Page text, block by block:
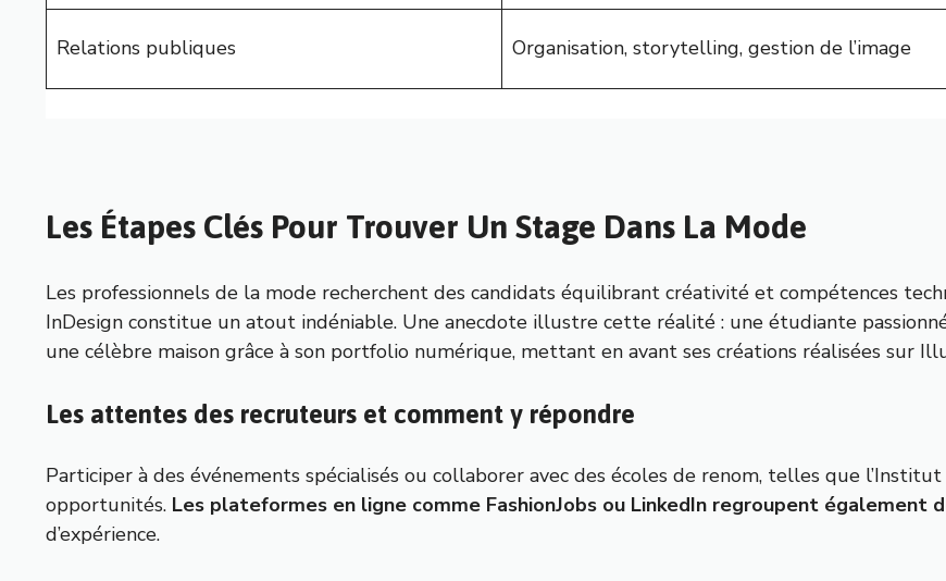
Relations publiques Organisation, storytelling, gestion de l’image
Les Étapes Clés Pour Trouver Un Stage Dans La Mode
Les professionnels de la mode recherchent des candidats équilibrant créativité et compétences
InDesign constitue un atout indéniable. Une anecdote illustre cette réalité : une étudiante
une célèbre maison grâce à son portfolio numérique, mettant en avant ses créations réalisées sur
Les attentes des recruteurs et comment y répondre
Participer à des événements spécialisés ou collaborer avec des écoles de renom, telles que
opportunités. Les plateformes en ligne comme FashionJobs ou LinkedIn regroupent également
d’expérience.